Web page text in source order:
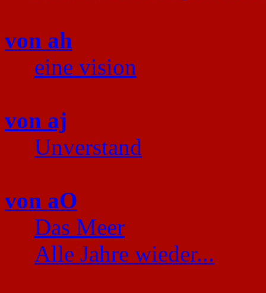
von ah
eine vision
von aj
Unverstand
von aO
Das Meer
Alle Jahre wieder...